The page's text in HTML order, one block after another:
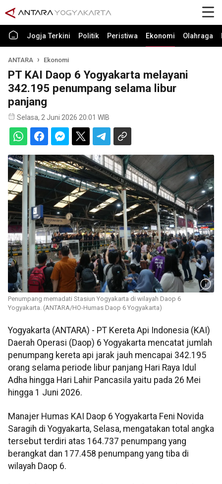
Jogja Terkini Politik Peristiwa Ekonomi Olahraga
ANTARA Ekonomi
PT KAI Daop 6 Yogyakarta melayani
342.195 penumpang selama libur
panjang
Selasa, 2 Juni 2026 20:01 WIB
Penumpang memadati Stasiun Yogyakarta di wilayah Daop 6
Yogyakarta. (ANTARA/HO-Humas Daop 6 Yogyakarta)
Yogyakarta (ANTARA) - PT Kereta Api Indonesia (KAI)
Daerah Operasi (Daop) 6 Yogyakarta mencatat jumlah
penumpang kereta api jarak jauh mencapai 342.195
orang selama periode libur panjang Hari Raya Idul
Adha hingga Hari Lahir Pancasila yaitu pada 26 Mei
hingga 1 Juni 2026.
Manajer Humas KAI Daop 6 Yogyakarta Feni Novida
Saragih di Yogyakarta, Selasa, mengatakan total angka
tersebut terdiri atas 164.737 penumpang yang
berangkat dan 177.458 penumpang yang tiba di
wilayah Daop 6.